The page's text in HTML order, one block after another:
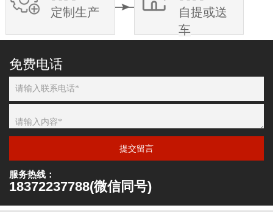
定制生产
自提或送
车
免费电话
提交留言
服务热线：
18372237788(微信同号)